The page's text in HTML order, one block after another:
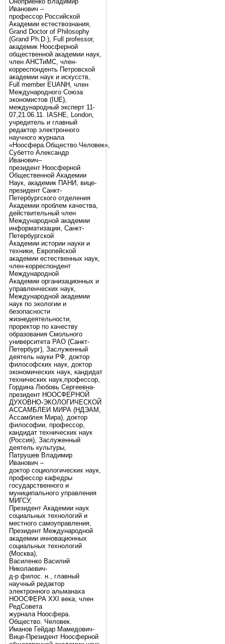
Иванович –
профессор Российской
Академии естествознания,
Grand Doctor of Philosophy
(Grand Ph.D.), Full professor,
академик Ноосферной
общественной академии наук,
член АНСТиМС, член-
корреспонденть Петровской
академии наук и искусств,
Full member EUANH, член
Международного Союза
экономистов (IUE),
международный эксперт 11-
07,21.06.11. IASHE, London,
учредитель и главный
редактор электронного
научного журнала
«Ноосфера.Общество.Человек»,
Субетто Александр
Иванович–
президент Ноосферной
Общественной Академии
Наук, академик ПАНИ, вице-
президент Санкт-
Петербургского отделения
Академии проблем качества,
действительный член
Международной академии
информатизации, Санкт-
Петербургской
Академии истории науки и
техники, Европейской
академии естественных наук,
член-корреспондент
Международной
Академии организационных и
управленческих наук,
Международной академии
наук по экологии и
безопасности
жизнедеятельности,
проректор по качеству
образования Смольного
университета РАО (Санкт-
Петербург), Заслуженный
деятель науки РФ, доктор
философских наук, доктор
экономических наук, кандидат
технических наук,профессор,
Гордина Любовь Сергеевна-
президент НООСФЕРНОЙ
ДУХОВНО-ЭКОЛОГИЧЕСКОЙ
АССАМБЛЕИ МИРА (НДЭАМ,
Ассамблея Мира), доктор
философии, профессор,
кандидат технических наук
(Россия), Заслуженный
деятель культуры,
Патрушев Владимир
Иванович –
доктор социологических наук,
профессор кафедры
государственного и
муниципального управления
МИГСУ,
Президент Академии наук
социальных технологий и
местного самоуправления,
Президент Международной
академии инновационных
социальных технологий
(Москва),
Василенко Василий
Николаевич-
д-р филос. н., главный
научный редактор
электронного альманаха
НООСФЕРА XXI века, член
РедСовета
журнала Ноосфера.
Общество. Человек.
Иманов Гейдар Мамедович-
Вице-Президент Ноосферной